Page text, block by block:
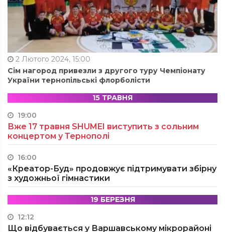
2 Лютого 2024, 15:00
Сім нагород привезли з другого туру Чемпіонату
України тернопільські флорболісти
15 ТРАВНЯ
19:00
Вже 17 травня SHUMEI виступить з сольним
концертом у Тернополі
16:00
«Креатор-Буд» продовжує підтримувати збірну
з художньої гімнастики
19 БЕРЕЗНЯ
12:12
Що відбувається у Варшавському мікрорайоні